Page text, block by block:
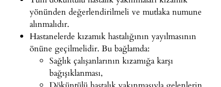
yönünden değerlendirilmeli ve mutlaka numune
alınmalıdır.
Hastanelerde kızamık hastalığının yayılmasının
önüne geçilmelidir. Bu bağlamda:
Sağlık çalışanlarının kızamığa karşı
bağışıklanması,